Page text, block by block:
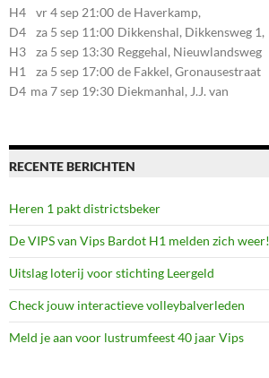
107, 7581CE Losser
H4 vr 4 sep 21:00 de Haverkamp,
Stationsstraat 30, 7475AM
Markelo
D4 za 5 sep 11:00 Dikkenshal, Dikkensweg 1,
7641CC Wierden
H3 za 5 sep 13:30 Reggehal, Nieuwlandsweg
1, 7461VP Rijssen
H1 za 5 sep 17:00 de Fakkel, Gronausestraat
107, 7581CE Losser
D4 ma 7 sep 19:30 Diekmanhal, J.J. van
RECENTE BERICHTEN
Heren 1 pakt districtsbeker
De VIPS van Vips Bardot H1 melden zich weer!
Uitslag loterij voor stichting Leergeld
Check jouw interactieve volleybalverleden
Meld je aan voor lustrumfeest 40 jaar Vips